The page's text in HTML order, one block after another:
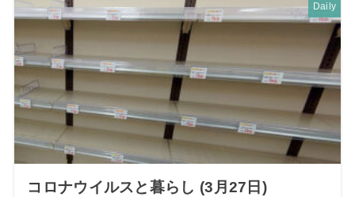
Daily
コロナウイルスと暮らし (3月27日)